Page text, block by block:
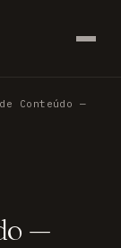
Conteúdo —
—